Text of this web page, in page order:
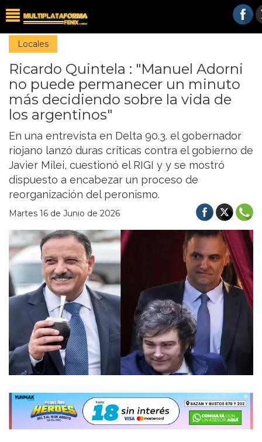
Locales
Ricardo Quintela : "Manuel Adorni
no puede permanecer un minuto
más decidiendo sobre la vida de
los argentinos"
En una entrevista en Delta 90.3. el gobernador
riojano lanzó duras críticas contra el gobierno de
Javier Milei, cuestionó el RIGI y y se mostró
dispuesto a encabezar un proceso de
reorganización del peronismo.
Martes 16 de Junio de 2026